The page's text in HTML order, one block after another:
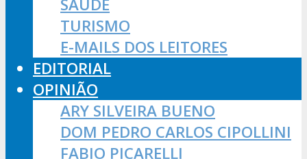
SAÚDE
TURISMO
E-MAILS DOS LEITORES
EDITORIAL
OPINIÃO
ARY SILVEIRA BUENO
DOM PEDRO CARLOS CIPOLLINI
FABIO PICARELLI